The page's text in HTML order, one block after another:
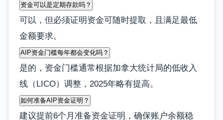
资金可以是定期存款吗？
可以，但必须证明资金可随时提取，且满足最低
金额要求。
AIP资金门槛每年都会变化吗？
是的，资金门槛通常根据加拿大统计局的低收入
线（LICO）调整，2025年略有提高。
如何准备AIP资金证明？
建议提前6个月准备资金证明，确保账户余额稳